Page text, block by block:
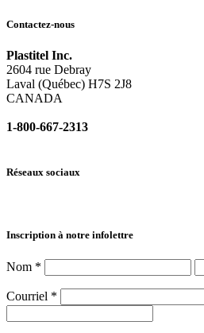
Contactez-nous
Plastitel Inc.
2604 rue Debray
Laval (Québec) H7S 2J8
CANADA
1-800-667-2313
Réseaux sociaux
Inscription à notre infolettre
Nom *
Courriel *